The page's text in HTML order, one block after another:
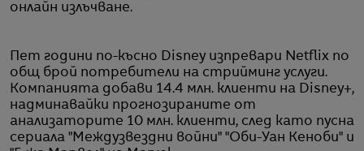
онлайн излъчване.
Пет години по-късно Disney изпревари Netflix по
общ брой потребители на стрийминг услуги.
Компанията добави 14.4 млн. клиенти на Disney+,
надминавайки прогнозираните от
анализаторите 10 млн. клиенти, след като пусна
сериала "Междузвездни войни" "Оби-Уан Кеноби" и